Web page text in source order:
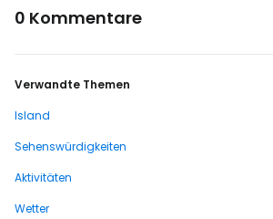
0 Kommentare
Verwandte Themen
Island
Sehenswürdigkeiten
Aktivitäten
Wetter